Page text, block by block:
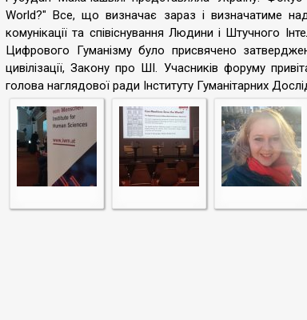
World?" Все, що визначає зараз і визначатиме
комунікації та співіснування Людини і Штучного
Цифрового Гуманізму було присвячено
цивілізації, Закону про ШІ. Учасників форуму
голова наглядової ради Інституту Гуманітарних